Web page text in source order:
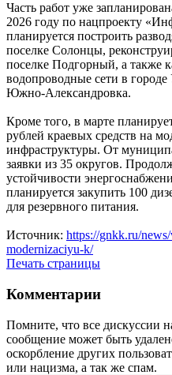
Часть работ уже
2026 году по нацпроекту
планируется построить
поселке Солонцы,
поселке Подгорный, а также
водопроводные сети в
Южно-Александровка.
Кроме того, в марте
рублей краевых средств на
инфраструктуры. От
заявки из 35 округов.
устойчивости
планируется закупить 100
для резервного питания.
Источник: https://gnkk.ru/
modernizaciyu-k/
Печать страницы
Комментарии
Помните, что все дискуссии
сообщение может быть
оскорбление других
или нацизма, а так же спам.